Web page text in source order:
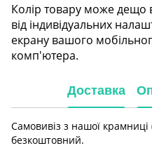
Колір товару може дещо
від індивідуальних
екрану вашого
комп'ютера.
Доставка
Самовивіз з нашої
безкоштовний.